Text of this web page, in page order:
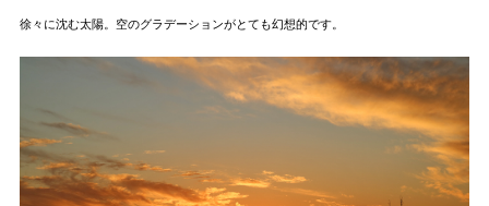
徐々に沈む太陽。空のグラデーションがとても幻想的です。